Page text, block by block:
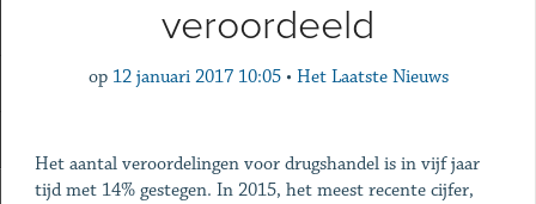
veroordeeld
op 12 januari 2017 10:05 • Het Laatste Nieuws
Het aantal veroordelingen voor drugshandel is in vijf jaar
tijd met 14% gestegen. In 2015, het meest recente cijfer,